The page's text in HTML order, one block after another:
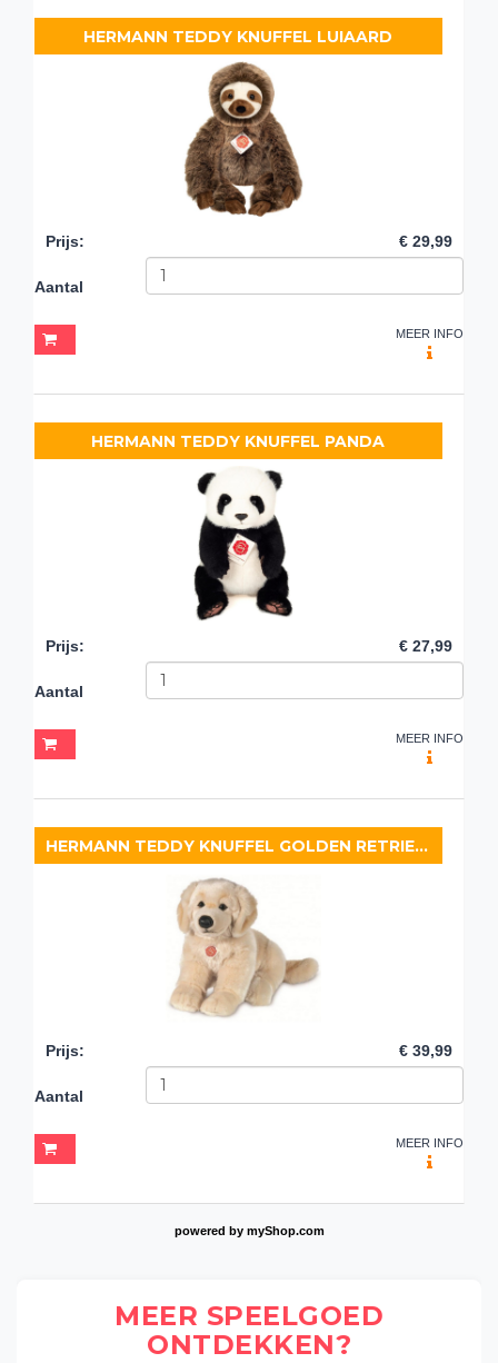
HERMANN TEDDY KNUFFEL LUIAARD
Prijs: € 29,99
Aantal
MEER INFO
HERMANN TEDDY KNUFFEL PANDA
Prijs: € 27,99
Aantal
MEER INFO
HERMANN TEDDY KNUFFEL GOLDEN RETRIEVER
Prijs: € 39,99
Aantal
MEER INFO
powered by myShop.com
MEER SPEELGOED
ONTDEKKEN?